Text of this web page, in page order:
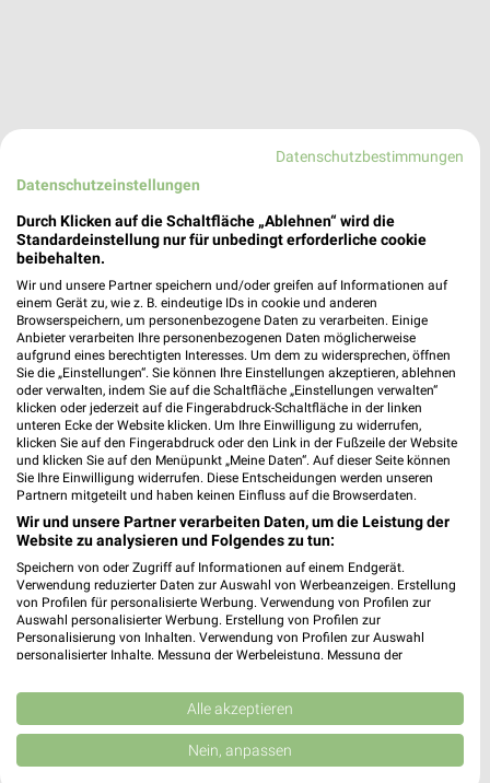
Mäc-Geiz Angebote in Sondershausen
Sondershausen, Deutschland
215,86 km
Mäc-Geiz Angebote in Aschersleben
Aschersleben, Deutschland
157,92 km
Datenschutzbestimmungen
Datenschutzeinstellungen
Durch Klicken auf die Schaltfläche „Ablehnen“ wird die
Standardeinstellung nur für unbedingt erforderliche cookie
beibehalten.
Wir und unsere Partner speichern und/oder greifen auf Informationen auf
einem Gerät zu, wie z. B. eindeutige IDs in cookie und anderen
Browserspeichern, um personenbezogene Daten zu verarbeiten. Einige
Anbieter verarbeiten Ihre personenbezogenen Daten möglicherweise
aufgrund eines berechtigten Interesses. Um dem zu widersprechen, öffnen
Sie die „Einstellungen“. Sie können Ihre Einstellungen akzeptieren, ablehnen
oder verwalten, indem Sie auf die Schaltfläche „Einstellungen verwalten“
klicken oder jederzeit auf die Fingerabdruck-Schaltfläche in der linken
unteren Ecke der Website klicken. Um Ihre Einwilligung zu widerrufen,
klicken Sie auf den Fingerabdruck oder den Link in der Fußzeile der Website
und klicken Sie auf den Menüpunkt „Meine Daten“. Auf dieser Seite können
Sie Ihre Einwilligung widerrufen. Diese Entscheidungen werden unseren
Partnern mitgeteilt und haben keinen Einfluss auf die Browserdaten.
Wir und unsere Partner verarbeiten Daten, um die Leistung der
Website zu analysieren und Folgendes zu tun:
Speichern von oder Zugriff auf Informationen auf einem Endgerät.
Verwendung reduzierter Daten zur Auswahl von Werbeanzeigen. Erstellung
von Profilen für personalisierte Werbung. Verwendung von Profilen zur
Auswahl personalisierter Werbung. Erstellung von Profilen zur
Personalisierung von Inhalten. Verwendung von Profilen zur Auswahl
personalisierter Inhalte. Messung der Werbeleistung. Messung der
Kombinationen von Daten aus verschiedenen Quellen. Entwicklung und
Verbesserung der Angebote. Verwendung reduzierter Daten zur Auswahl
von Inhalten.
Daten können außerhalb der Europäischen Union weitergegeben und in die
Alle akzeptieren
Nein, anpassen